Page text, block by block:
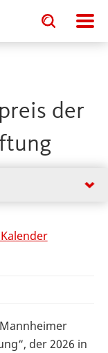
Toggle
search
input
Toggle
search
input
der
der 2026 in